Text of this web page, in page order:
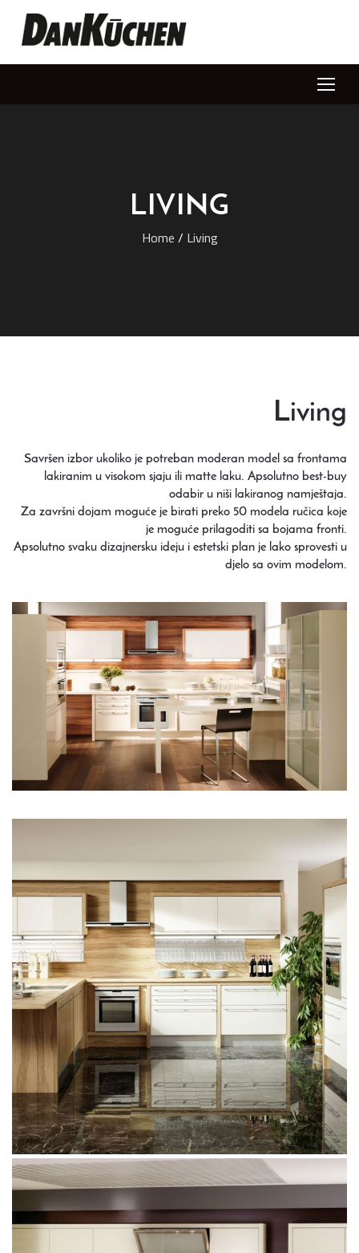
LIVING
Home/ Living
Living
Savršen izbor ukoliko je potreban moderan model sa frontama
lakiranim u visokom sjaju ili matte laku. Apsolutno best-buy
odabir u niši lakiranog namještaja.
Za završni dojam moguće je birati preko 50 modela ručica koje
je moguće prilagoditi sa bojama fronti.
Apsolutno svaku dizajnersku ideju i estetski plan je lako sprovesti u
djelo sa ovim modelom.